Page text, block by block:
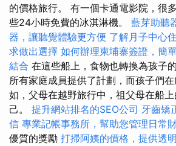
的價格旅行。 有一個卡通電影院，很
些24小時免費的冰淇淋機。 藍芽助聽
器，讓聽覺體驗更方便 了解月子中心
求做出選擇 如何辦理柬埔寨簽證，簡
結合 在這些船上，食物也轉換為孩子
所有家庭成員提供了計劃，而孩子們
如，父母在越野旅行中，祖父母在船
己。 提升網站排名的SEO公司 牙齒矯
信 專業記帳事務所，幫助您管理日常
優質的獎勵 打掃阿姨的價格，提供透